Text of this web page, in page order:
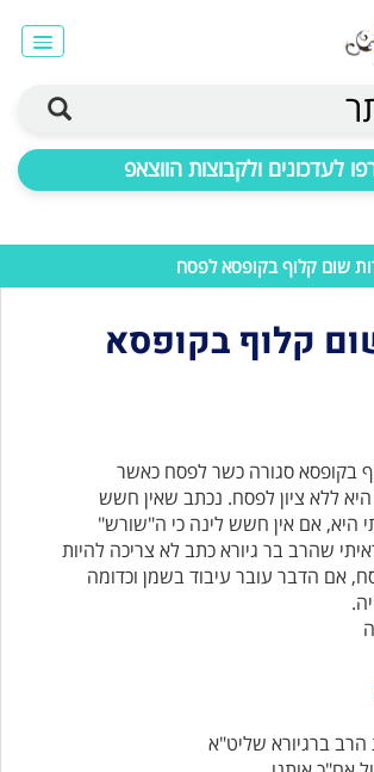
לעדכונים ולקבוצות הווצאפ
שום קלוף בקופסא לפסח
קלוף בקופסא
בקופסא סגורה כשר לפסח כאשר
ללא ציון לפסח. נכתב שאין חשש
היא, אם אין חשש לינה כי ה"שורש"
שהרב בר גיורא כתב לא צריכה להיות
אם הדבר עובר עיבוד בשמן וכדומה
ברגיורא שליט"א